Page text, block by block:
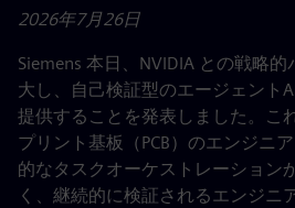
2026年7月26日
Siemens 本日、NVIDIA との戦略
大し、自己検証型のエージェント
提供することを発表しました。こ
プリント基板（PCB）のエンジニ
的なタスクオーケストレーション
く、継続的に検証されるエンジニ